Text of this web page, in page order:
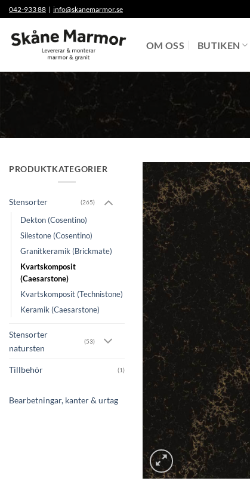
Skip
to
content
042-933 88 | info@skanemarmor.se
OM OSS BUTIKEN
PRODUKTKATEGORIER
Stensorter (265)
Dekton (Cosentino)
Silestone (Cosentino)
Granitkeramik (Brickmate)
Kvartskomposit
(Caesarstone)
Kvartskomposit (Technistone)
Keramik (Caesarstone)
Stensorter
natursten
(53)
Tillbehör (1)
Bearbetningar, kanter & urtag